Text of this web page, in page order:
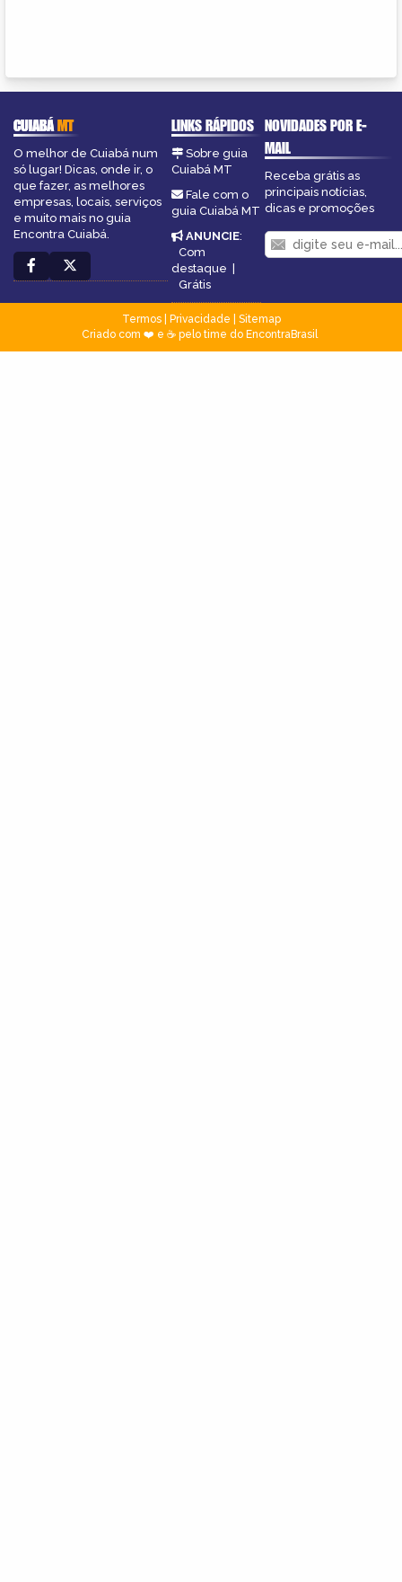
CUIABÁMT
O melhor de Cuiabá num
só lugar! Dicas, onde ir, o
que fazer, as melhores
empresas, locais, serviços
e muito mais no guia
Encontra Cuiabá.
LINKS RÁPIDOS
Sobre guia
Cuiabá MT
Fale com o
guia Cuiabá MT
ANUNCIE:
Com
destaque
Grátis
NOVIDADES POR E-
MAIL
Receba grátis as
principais notícias,
dicas e promoções
Termos| Privacidade
Sitemap
Criado com ❤️ e ☕ pelo time do EncontraBrasil